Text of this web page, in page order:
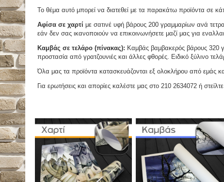
Το θέμα αυτό μπορεί να διατεθεί με τα παρακάτω προϊόντα σε
Αφίσα σε χαρτί με σατινέ υφή βάρους 200 γραμμαρίων ανά
εάν δεν σας ικανοποιούν να επικοινωνήσετε μαζί μας για
Καμβάς σε τελάρο (πίνακας): Καμβάς βαμβακερός βάρους 320
προστασία από γρατζουνιές και άλλες φθορές. Ειδικό ξύλινο
Όλα μας τα προϊόντα κατασκευάζονται εξ ολοκλήρου από εμάς
Για ερωτήσεις και απορίες καλέστε μας στο 210 2634072 ή